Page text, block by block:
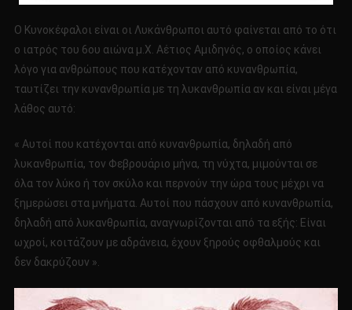
Ο Κυνοκέφαλοι είναι οι Λυκάνθρωποι αυτό φαίνεται από το ότι
ο ιατρός του 6ου αιώνα μ.Χ. Αέτιος Αμιδηνός, ο οποίος κάνει
λόγο για ανθρώπους που κατέχονταν από κυνανθρωπία,
ταυτίζει την κυνανθρωπία με τη λυκανθρωπία αν και είναι μέγα
λάθος αυτό:
« Αυτοί που κατέχονται από κυνανθρωπία, δηλαδή από
λυκανθρωπία, τον Φεβρουάριο μήνα, τη νύχτα, μιμούνται σε
όλα τον λύκο ή τον σκύλο και περνούν την ώρα τους μέχρι να
ξημερώσει στα μνήματα. Αυτοί που πάσχουν από κυνανθρωπία,
δηλαδή από λυκανθρωπία, αναγνωρίζονται από τα εξής: Είναι
ωχροί, κοιτάζουν με αδράνεια, έχουν ξηρούς οφθαλμούς και
δεν δακρύζουν ».